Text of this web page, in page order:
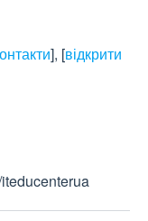
], [відкрити